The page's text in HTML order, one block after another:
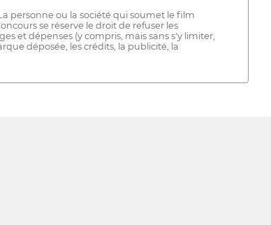
personne ou la société qui soumet le film
se réserve le droit de refuser les
et dépenses (y compris, mais sans s'y limiter,
déposée, les crédits, la publicité, la